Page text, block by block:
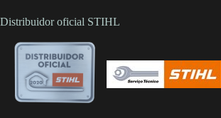
Distribuidor oficial STIHL